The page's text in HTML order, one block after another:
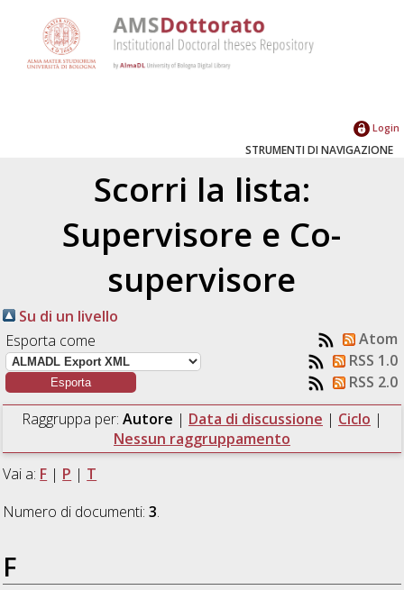
Login
STRUMENTI DI NAVIGAZIONE
Scorri la lista:
Supervisore e Co-
supervisore
Su di un livello
Esporta come
Atom
RSS 1.0
RSS 2.0
Raggruppa per: Autore | Data di discussione | Ciclo |
Nessun raggruppamento
Vai a: F | P | T
Numero di documenti:3.
F